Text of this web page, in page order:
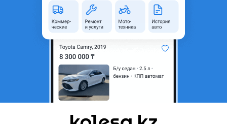
Б/y
Оригинальность
Оригинал
Комментарий продавца
Накопитель задний Hyundai Santa fe 1 sm 2000-2006
Отправка по РК.
Актуальные цены и наличие уточняйте по телефону!